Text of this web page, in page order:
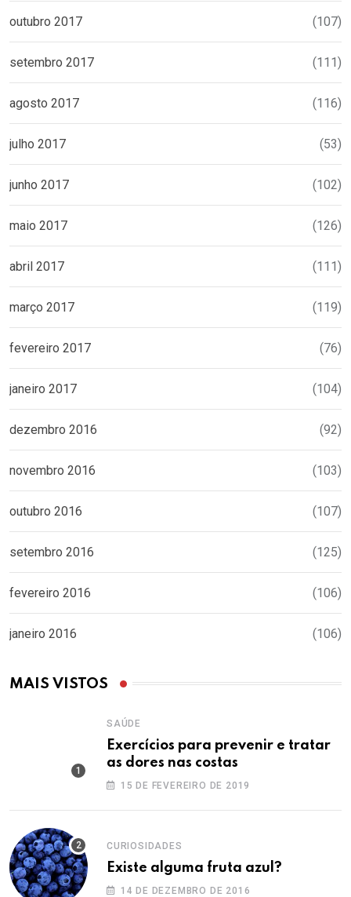
outubro 2017 (107)
setembro 2017 (111)
agosto 2017 (116)
julho 2017 (53)
junho 2017 (102)
maio 2017 (126)
abril 2017 (111)
março 2017 (119)
fevereiro 2017 (76)
janeiro 2017 (104)
dezembro 2016 (92)
novembro 2016 (103)
outubro 2016 (107)
setembro 2016 (125)
fevereiro 2016 (106)
janeiro 2016 (106)
MAIS VISTOS
SAÚDE
Exercícios para prevenir e tratar
as dores nas costas
15 DE FEVEREIRO DE 2019
CURIOSIDADES
Existe alguma fruta azul?
14 DE DEZEMBRO DE 2016